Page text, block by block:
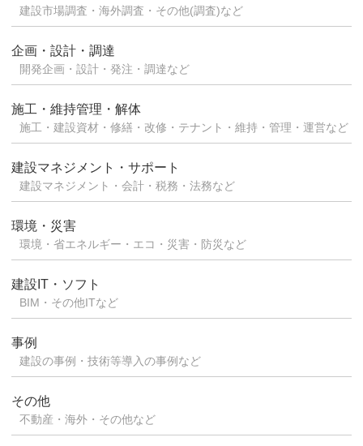
建設市場調査・海外調査・その他(調査)など
企画・設計・調達
開発企画・設計・発注・調達など
施工・維持管理・解体
施工・建設資材・修繕・改修・テナント・維持・管理・運営など
建設マネジメント・サポート
建設マネジメント・会計・税務・法務など
環境・災害
環境・省エネルギー・エコ・災害・防災など
建設IT・ソフト
BIM・その他ITなど
事例
建設の事例・技術等導入の事例など
その他
不動産・海外・その他など